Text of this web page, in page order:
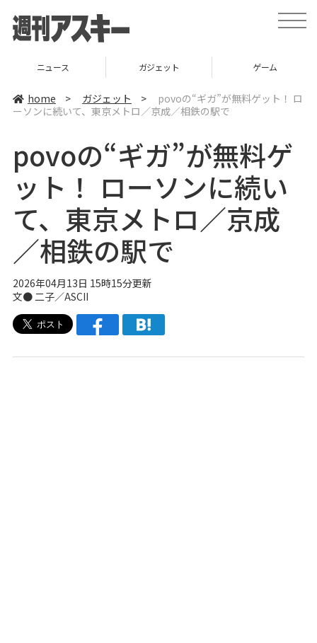
t
o
v
t
ニュース ガジェット ゲーム
home > ガジェット >
povoの“ギガ”が無料ゲット！ ロ
ーソンに続いて、東京メトロ／京成／相鉄の駅で
povoの“ギガ”が無料ゲ
ット！ ローソンに続い
て、東京メトロ／京成
／相鉄の駅で
2026年04月13日 15時15分更新
文● 二子／ASCII